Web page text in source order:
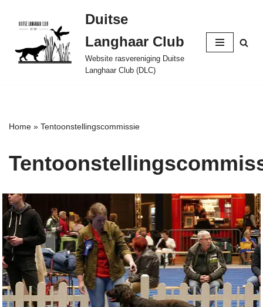
Ga
naar
Duitse
Langhaar Club
Website rasvereniging Duitse
Langhaar Club (DLC)
Home » Tentoonstellingscommissie